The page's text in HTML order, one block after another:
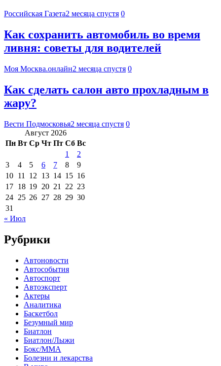
Российская Газета2 месяца спустя 0
Как сохранить автомобиль во время
ливня: советы для водителей
Моя Москва.онлайн2 месяца спустя 0
Как сделать салон авто прохладным в
жару?
Вести Подмосковья2 месяца спустя 0
Август 2026
Пн Вт Ср Чт Пт Сб Вс
1
2
3
4 5 6 7 8
9
10 11 12 13 14 15 16
17 18 19 20 21 22 23
24 25 26 27 28 29 30
31
« Июл
Рубрики
Автоновости
Автособытия
Автоспорт
Автоэксперт
Актеры
Аналитика
Баскетбол
Безумный мир
Биатлон
Биатлон/Лыжи
Бокс/MMA
Болезни и лекарства